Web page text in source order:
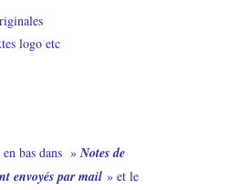
logo etc
en bas dans »Notes de
envoyés par mail» et le